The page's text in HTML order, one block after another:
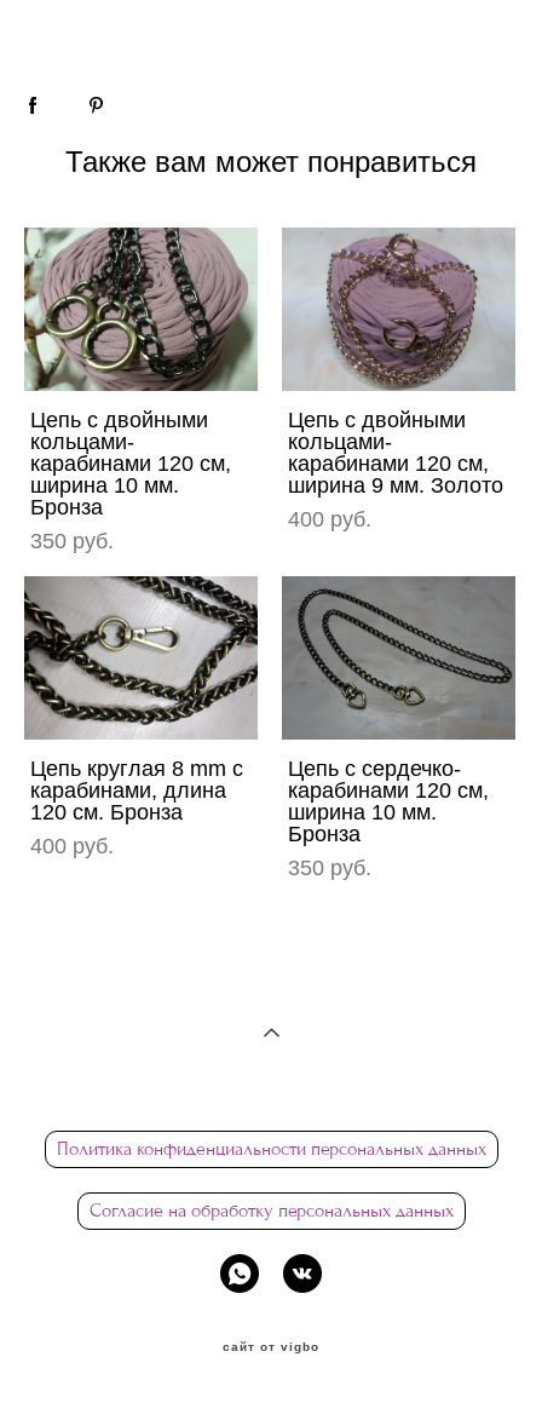
Также вам может понравиться
Цепь с двойными
кольцами-
карабинами 120 см,
ширина 10 мм.
Бронза
350 pуб.
Цепь с двойными
кольцами-
карабинами 120 см,
ширина 9 мм. Золото
400 pуб.
Цепь круглая 8 mm с
карабинами, длина
120 см. Бронза
400 pуб.
Цепь с сердечко-
карабинами 120 см,
ширина 10 мм.
Бронза
350 pуб.
Политика конфиденциальности персональных данных
Согласие на обработку персональных данных
сайт от vigbo